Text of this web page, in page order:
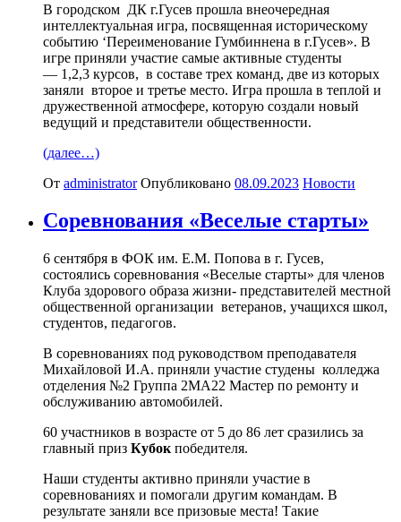
В городском ДК г.Гусев прошла внеочередная
интеллектуальная игра, посвященная историческому
событию ‘Переименование Гумбиннена в г.Гусев». В
игре приняли участие самые активные студенты
— 1,2,3 курсов, в составе трех команд, две из которых
заняли второе и третье место. Игра прошла в теплой и
дружественной атмосфере, которую создали новый
ведущий и представители общественности.
(далее…)
От administrator Опубликовано 08.09.2023 Новости
Соревнования «Веселые старты»
6 сентября в ФОК им. Е.М. Попова в г. Гусев,
состоялись соревнования «Веселые старты» для членов
Клуба здорового образа жизни- представителей местной
общественной организации ветеранов, учащихся школ,
студентов, педагогов.
В соревнованиях под руководством преподавателя
Михайловой И.А. приняли участие студены колледжа
отделения №2 Группа 2МА22 Мастер по ремонту и
обслуживанию автомобилей.
60 участников в возрасте от 5 до 86 лет сразились за
главный приз Кубок победителя.
Наши студенты активно приняли участие в
соревнованиях и помогали другим командам. В
результате заняли все призовые места! Такие